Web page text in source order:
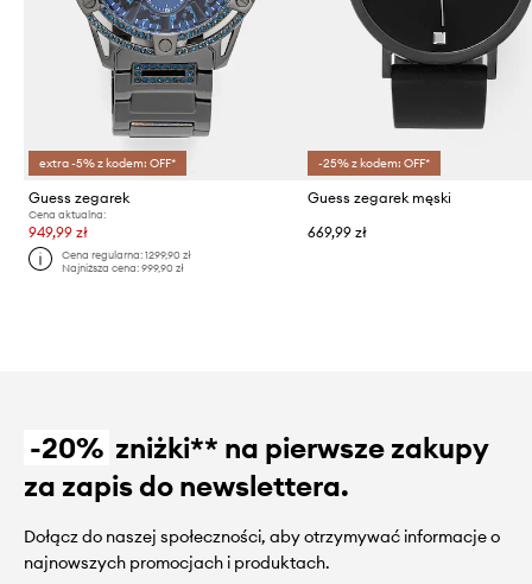
extra -5% z kodem: OFF*
Guess zegarek
Cena aktualna:
949,99 zł
Cena regularna:1299,90 zł
Najniższa cena:999,90 zł
-25% z kodem: OFF*
Guess zegarek męski
669,99 zł
-20% zniżki** na pierwsze zakupy
za zapis do newslettera.
Dołącz do naszej społeczności, aby otrzymywać informacje o
najnowszych promocjach i produktach.